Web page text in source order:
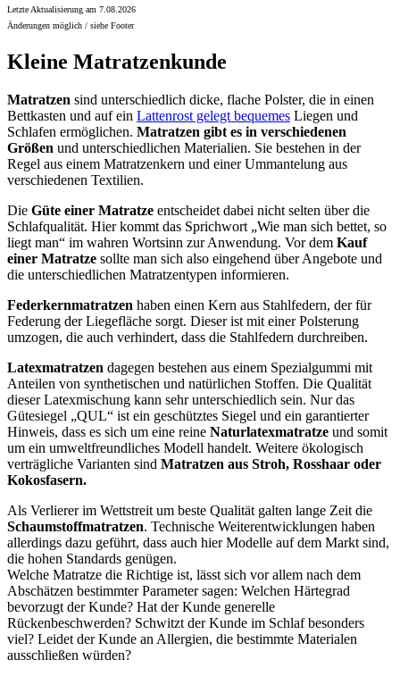
Letzte Aktualisierung am 7.08.2026
Änderungen möglich / siehe Footer
Kleine Matratzenkunde
Matratzen sind unterschiedlich dicke, flache Polster, die in einen
Bettkasten und auf ein Lattenrost gelegt bequemes Liegen und
Schlafen ermöglichen. Matratzen gibt es in verschiedenen
Größen und unterschiedlichen Materialien. Sie bestehen in der
Regel aus einem Matratzenkern und einer Ummantelung aus
verschiedenen Textilien.
Die Güte einer Matratze entscheidet dabei nicht selten über die
Schlafqualität. Hier kommt das Sprichwort „Wie man sich bettet, so
liegt man“ im wahren Wortsinn zur Anwendung. Vor dem Kauf
einer Matratze sollte man sich also eingehend über Angebote und
die unterschiedlichen Matratzentypen informieren.
Federkernmatratzen haben einen Kern aus Stahlfedern, der für
Federung der Liegefläche sorgt. Dieser ist mit einer Polsterung
umzogen, die auch verhindert, dass die Stahlfedern durchreiben.
Latexmatratzen dagegen bestehen aus einem Spezialgummi mit
Anteilen von synthetischen und natürlichen Stoffen. Die Qualität
dieser Latexmischung kann sehr unterschiedlich sein. Nur das
Gütesiegel „QUL“ ist ein geschütztes Siegel und ein garantierter
Hinweis, dass es sich um eine reine Naturlatexmatratze und somit
um ein umweltfreundliches Modell handelt. Weitere ökologisch
verträgliche Varianten sind Matratzen aus Stroh, Rosshaar oder
Kokosfasern.
Als Verlierer im Wettstreit um beste Qualität galten lange Zeit die
Schaumstoffmatratzen. Technische Weiterentwicklungen haben
allerdings dazu geführt, dass auch hier Modelle auf dem Markt sind,
die hohen Standards genügen.
Welche Matratze die Richtige ist, lässt sich vor allem nach dem
Abschätzen bestimmter Parameter sagen: Welchen Härtegrad
bevorzugt der Kunde? Hat der Kunde generelle
Rückenbeschwerden? Schwitzt der Kunde im Schlaf besonders
viel? Leidet der Kunde an Allergien, die bestimmte Materialen
ausschließen würden?